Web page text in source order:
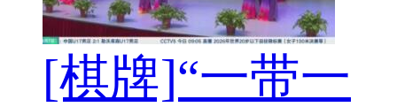
[棋牌]“一带一